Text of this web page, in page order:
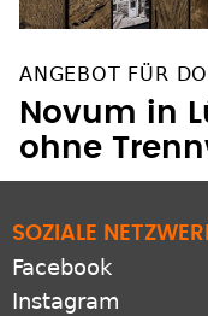
ANGEBOT FÜR
Novum in
ohne
SOZIALE
Facebook
Instagram